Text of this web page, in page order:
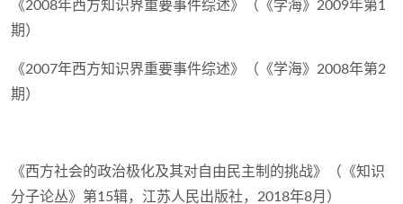
《2008年西方知识界重要事件综述》（《学海》2009年第1
期）
《2007年西方知识界重要事件综述》（《学海》2008年第2
期）
《西方社会的政治极化及其对自由民主制的挑战》（《知识
分子论丛》第15辑，江苏人民出版社，2018年8月）